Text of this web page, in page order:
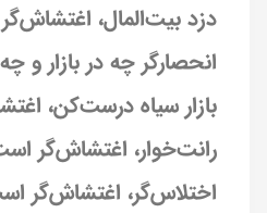
دزد بیت‌المال،
انحصارگر چه در بازار
بازار سیاه درست‌کن،
رانت‌خوار، اغتشاش‌گر
اختلاس‌گر، اغتشاش‌گر